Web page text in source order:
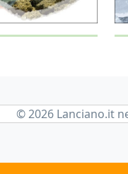
© 2026 Lanciano.it